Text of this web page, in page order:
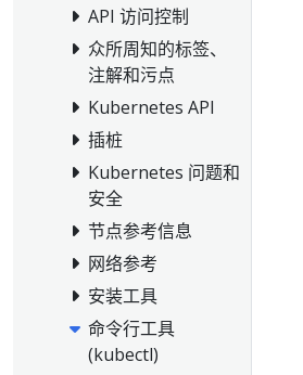
API 访问控制
众所周知的标签、
注解和污点
Kubernetes API
插桩
Kubernetes 问题和
安全
节点参考信息
网络参考
安装工具
命令行工具
(kubectl)